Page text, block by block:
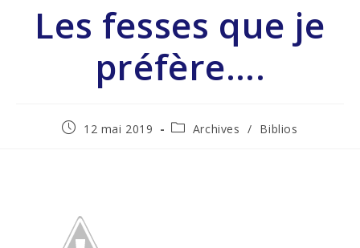
Les fesses que je
préfère….
12 mai 2019 Archives / Biblios